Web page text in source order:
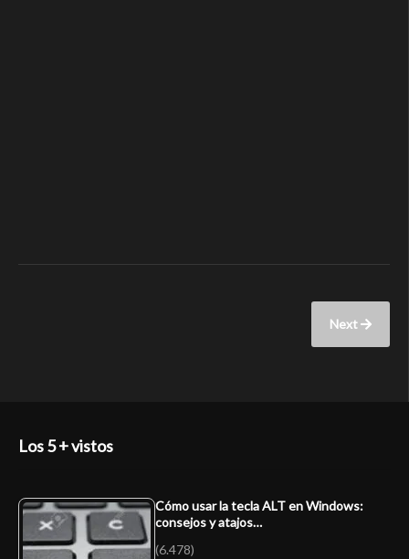
Next
Los 5 + vistos
Cómo usar la tecla ALT en Windows:
consejos y atajos…
(6.478)